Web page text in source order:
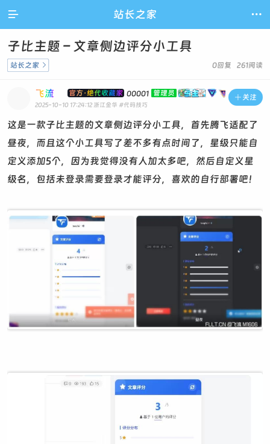
 站长之家 
子比主题 – 文章侧边评分小工具
0回复 261阅读
站长之家 
 关注
飞流 官方·绝代收藏家 00001 管理员
2025-10-10 17:24:12 浙江金华 #代码技巧
这是一款子比主题的文章侧边评分小工具，首先腾飞适配了
昼夜，而且这个小工具写了差不多有点时间了，星级只能自
定义添加5个，因为我觉得没有人加太多吧，然后自定义星
级名，包括未登录需要登录才能评分，喜欢的自行部署吧！